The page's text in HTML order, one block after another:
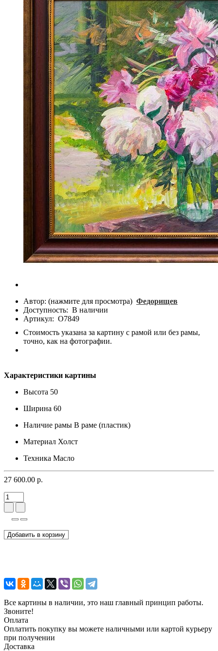
Автор: (нажмите для просмотра) Федорищев
Доступность: В наличии
Артикул: О7849
Стоимость указана за картину с рамой или без рамы,
точно, как на фотографии.
Характеристики картины
Высота 50
Ширина 60
Наличие рамы В раме (пластик)
Материал Холст
Техника Масло
27 600.00 р.
Добавить в корзину
Все картины в наличии, это наш главный принцип работы.
Звоните!
Оплата
Оплатить покупку вы можете наличными или картой курьеру
при получении
Доставка